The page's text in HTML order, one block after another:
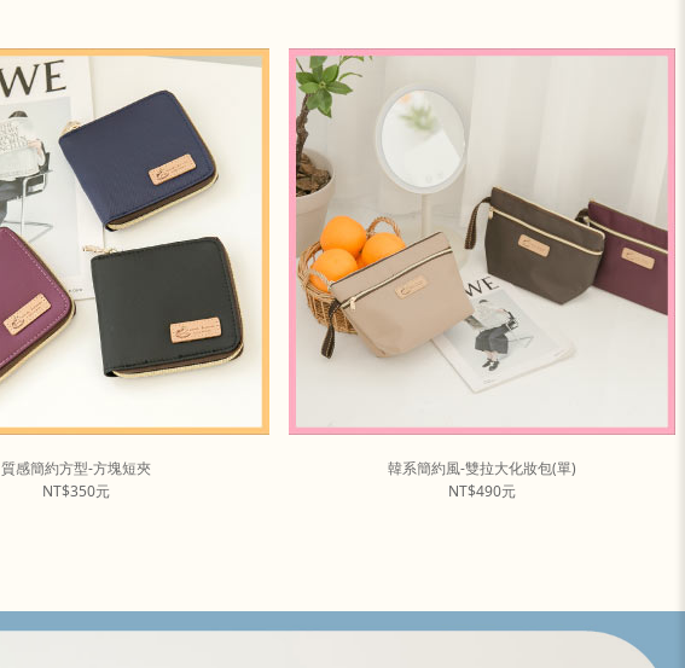
質感簡約方型-方塊短夾
NT$350元
韓系簡約風-雙拉大化妝包(單)
NT$490元